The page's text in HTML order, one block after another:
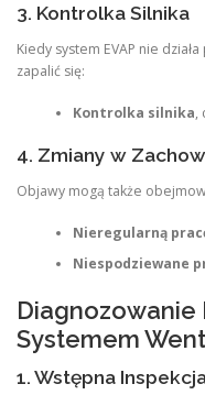
3. Kontrolka Silnika
Kiedy system EVAP nie
zapalić się:
Kontrolka silnika,
4. Zmiany w
Objawy mogą także
Nieregularną
Niespodziewane
Diagnozowanie
Systemem
1. Wstępna